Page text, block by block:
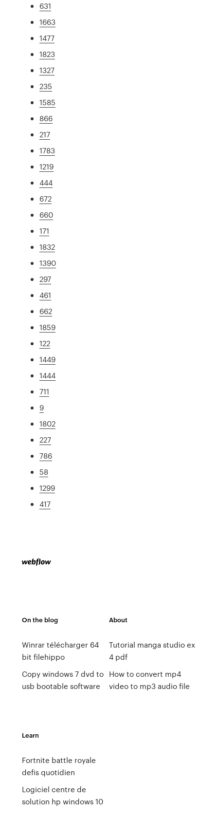
631
1663
1477
1823
1327
235
1585
866
217
1783
1219
444
672
660
171
1832
1390
297
461
662
1859
122
1449
1444
711
9
1802
227
786
58
1299
417
On the blog
Winrar télécharger 64
bit filehippo
Copy windows 7 dvd to
usb bootable software
About
Tutorial manga studio ex
4 pdf
How to convert mp4
video to mp3 audio file
Learn
Fortnite battle royale
defis quotidien
Logiciel centre de
solution hp windows 10